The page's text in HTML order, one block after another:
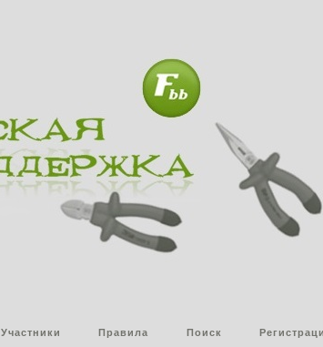
Участники Правила Поиск